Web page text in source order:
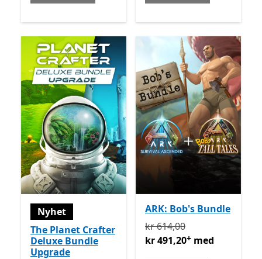
Nyhet
The Planet Crafter
Deluxe Bundle
Upgrade
ARK: Bob's Bundle
Opprinnelig kr 614,00 nå
kr 614,00
kr 491,20+ med